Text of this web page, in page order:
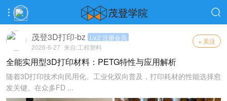
茂登3D打印-bz Lv.2 注册会员
2026-6-27 来自:工程塑料
+ 关注
全能实用型3D打印材料：PETG特性与应用解析
随着3D打印技术向民用化、工业化双向普及，打印耗材的性能选择愈
发关键。在众多FD ...